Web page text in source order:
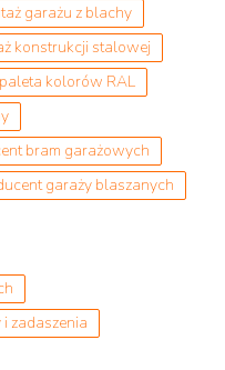
garażu z blachy
konstrukcji stalowej
paleta kolorów RAL
bram garażowych
garaży blaszanych
zadaszenia